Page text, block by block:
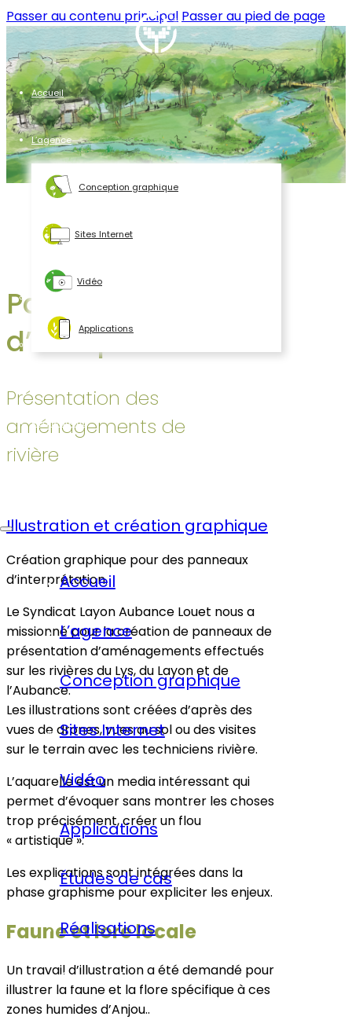
Passer au contenu principal Passer au pied de page
Accueil
L’agence
Conception graphique
Sites Internet
Vidéo
Applications
Réalisations
Accueil
L’agence
Conception graphique
Sites Internet
Vidéo
Applications
Études de cas
Réalisations
Contact
Panneaux
d’interpretation
Présentation des
aménagements de
rivière
Illustration et création graphique
Création graphique pour des panneaux
d’interprétation.
Le Syndicat Layon Aubance Louet nous a
missionné pour la création de panneaux de
présentation d’aménagements effectués
sur les rivières du Lys, du Layon et de
l’Aubance.
Les illustrations sont créées d’après des
vues de drones, vues au sol ou des visites
sur le terrain avec les techniciens rivière.
L’aquarelle est un media intéressant qui
permet d’évoquer sans montrer les choses
trop précisément, créer un flou
« artistique ».
Les explications sont intégrées dans la
phase graphisme pour expliciter les enjeux.
Faune et lore locale
Un travail d’illustration a été demandé pour
illustrer la faune et la flore spécifique à ces
zones humides d’Anjou..